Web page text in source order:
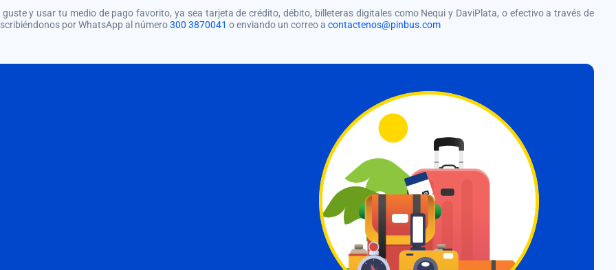
y usar tu medio de pago favorito, ya sea tarjeta de crédito, débito, billeteras digitales como Nequi y DaviPlata, o efectivo a través de
por WhatsApp al número300 3870041 o enviando un correo a contactenos@pinbus.com